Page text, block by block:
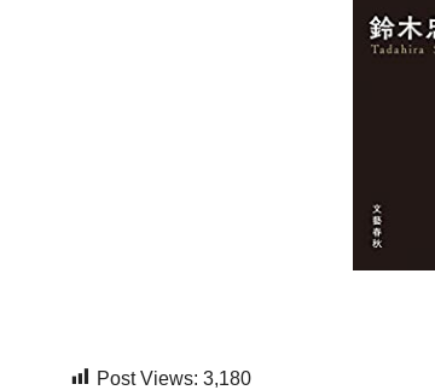
Post Views: 3,180